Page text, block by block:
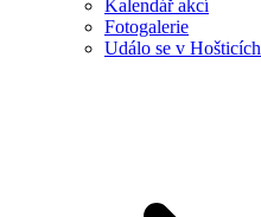
Kalendář akcí
Fotogalerie
Událo se v Hošticích